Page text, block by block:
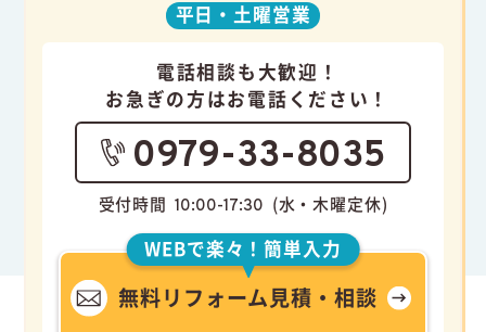
平日・土曜営業
電話相談も大歓迎！
お急ぎの方はお電話ください！
0979-33-8035
受付時間 10:00-17:30 (水・木曜定休)
WEBで楽々！簡単入力
無料リフォーム見積・相談